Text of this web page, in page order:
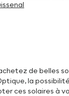
de belles
la
ces solaires à